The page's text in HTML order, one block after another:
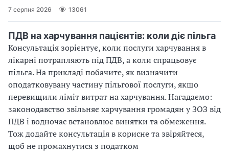
7 серпня 2026 13061
ПДВ на харчування пацієнтів: коли діє пільга
Консультація зорієнтує, коли послуги харчування в
лікарні потрапляють під ПДВ, а коли спрацьовує
пільга. На прикладі побачите, як визначити
оподатковувану частину пільгової послуги, якщо
перевищили ліміт витрат на харчування. Нагадаємо:
законодавство звільняє харчування громадян у ЗОЗ від
ПДВ і водночас встановлює винятки та обмеження.
Тож додайте консультація в корисне та звіряйтеся,
щоб не промахнутися з податком